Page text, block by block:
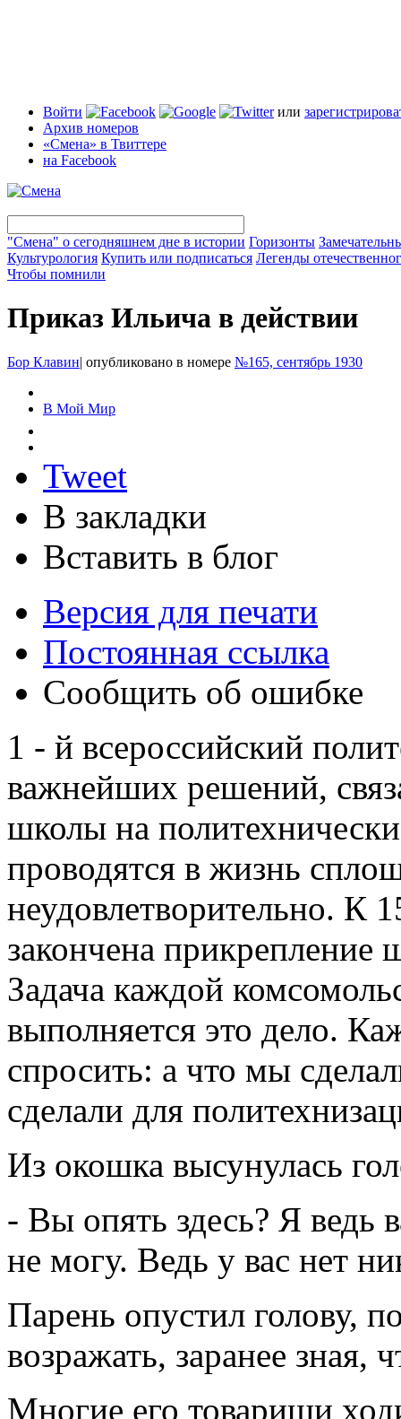
Войти или
Архив номеров
«Смена» в Твиттере
на Facebook
"Смена" о сегодняшнем дне в истории Горизонты
Культурология Купить или подписаться Легенды
Чтобы помнили
Приказ Ильича в действии
Бор Клавин| опубликовано в номере №165, сентябрь 1930
В Мой Мир
Tweet
В закладки
Вставить в блог
Версия для печати
Постоянная ссылка
Сообщить об ошибке
1 - й всероссийский
важнейших решений,
школы на
проводятся в жизнь
неудовлетворительно. К
закончена прикрепление
Задача каждой
выполняется это дело.
спросить: а что мы
сделали для
Из окошка высунулась
- Вы опять здесь? Я ведь
не могу. Ведь у вас нет
Парень опустил голову,
возражать, заранее зная,
Многие его товарищи